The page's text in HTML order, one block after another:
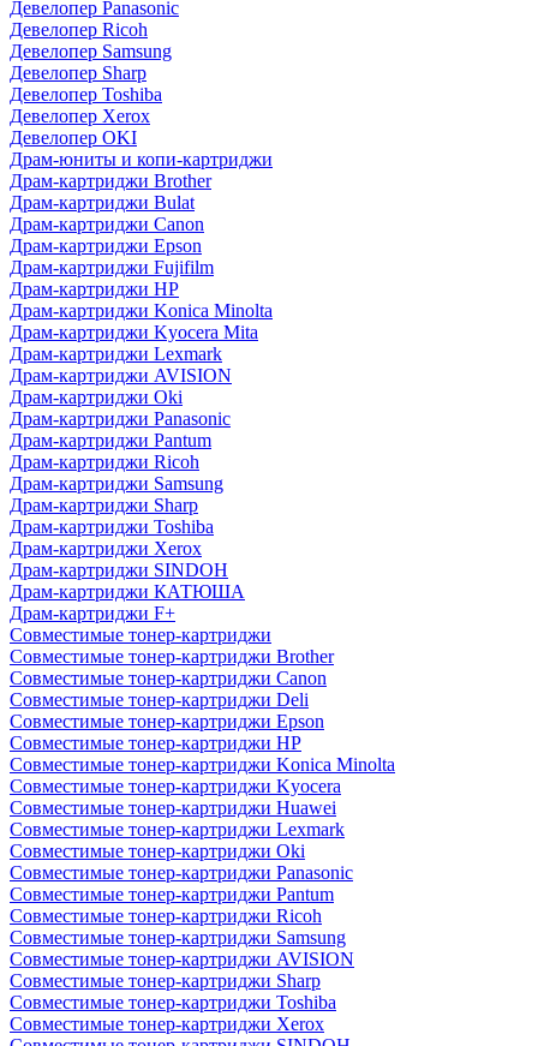
Девелопер Panasonic
Девелопер Ricoh
Девелопер Samsung
Девелопер Sharp
Девелопер Toshiba
Девелопер Xerox
Девелопер OKI
Драм-юниты и копи-картриджи
Драм-картриджи Brother
Драм-картриджи Bulat
Драм-картриджи Canon
Драм-картриджи Epson
Драм-картриджи Fujifilm
Драм-картриджи HP
Драм-картриджи Konica Minolta
Драм-картриджи Kyocera Mita
Драм-картриджи Lexmark
Драм-картриджи AVISION
Драм-картриджи Oki
Драм-картриджи Panasonic
Драм-картриджи Pantum
Драм-картриджи Ricoh
Драм-картриджи Samsung
Драм-картриджи Sharp
Драм-картриджи Toshiba
Драм-картриджи Xerox
Драм-картриджи SINDOH
Драм-картриджи КАТЮША
Драм-картриджи F+
Совместимые тонер-картриджи
Совместимые тонер-картриджи Brother
Совместимые тонер-картриджи Canon
Совместимые тонер-картриджи Deli
Совместимые тонер-картриджи Epson
Совместимые тонер-картриджи HP
Совместимые тонер-картриджи Konica Minolta
Совместимые тонер-картриджи Kyocera
Совместимые тонер-картриджи Huawei
Совместимые тонер-картриджи Lexmark
Совместимые тонер-картриджи Oki
Совместимые тонер-картриджи Panasonic
Совместимые тонер-картриджи Pantum
Совместимые тонер-картриджи Ricoh
Совместимые тонер-картриджи Samsung
Совместимые тонер-картриджи AVISION
Совместимые тонер-картриджи Sharp
Совместимые тонер-картриджи Toshiba
Совместимые тонер-картриджи Xerox